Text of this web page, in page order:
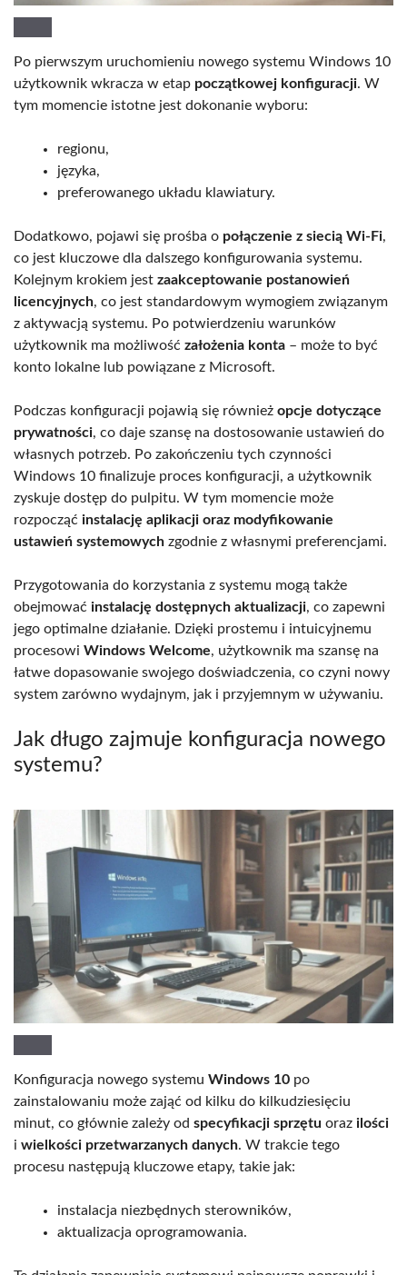
Po pierwszym uruchomieniu nowego systemu Windows 10
użytkownik wkracza w etap początkowej konfiguracji. W
tym momencie istotne jest dokonanie wyboru:
regionu,
języka,
preferowanego układu klawiatury.
Dodatkowo, pojawi się prośba o połączenie z siecią Wi-Fi,
co jest kluczowe dla dalszego konfigurowania systemu.
Kolejnym krokiem jest zaakceptowanie postanowień
licencyjnych, co jest standardowym wymogiem związanym
z aktywacją systemu. Po potwierdzeniu warunków
użytkownik ma możliwość założenia konta – może to być
konto lokalne lub powiązane z Microsoft.
Podczas konfiguracji pojawią się również opcje dotyczące
prywatności, co daje szansę na dostosowanie ustawień do
własnych potrzeb. Po zakończeniu tych czynności
Windows 10 finalizuje proces konfiguracji, a użytkownik
zyskuje dostęp do pulpitu. W tym momencie może
rozpocząć instalację aplikacji oraz modyfikowanie
ustawień systemowych zgodnie z własnymi preferencjami.
Przygotowania do korzystania z systemu mogą także
obejmować instalację dostępnych aktualizacji, co zapewni
jego optimalne działanie. Dzięki prostemu i intuicyjnemu
procesowi Windows Welcome, użytkownik ma szansę na
łatwe dopasowanie swojego doświadczenia, co czyni nowy
system zarówno wydajnym, jak i przyjemnym w używaniu.
Jak długo zajmuje konfiguracja nowego
systemu?
Konfiguracja nowego systemu Windows 10 po
zainstalowaniu może zająć od kilku do kilkudziesięciu
minut, co głównie zależy od specyfikacji sprzętu oraz ilości
i wielkości przetwarzanych danych. W trakcie tego
procesu następują kluczowe etapy, takie jak:
instalacja niezbędnych sterowników,
aktualizacja oprogramowania.